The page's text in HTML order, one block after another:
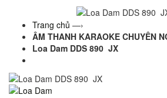
Trang chủ —›
ÂM THANH KARAOKE CHUYÊN
Loa Dam DDS 890 JX